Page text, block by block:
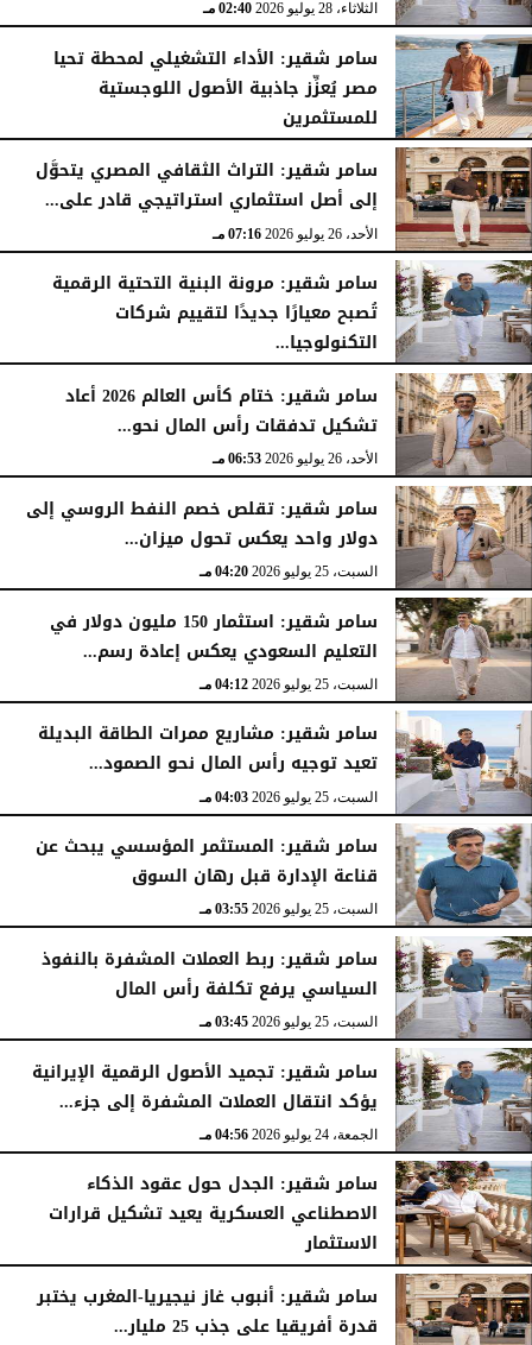
الثلاثاء، 28 يوليو 2026 02:40 مـ
سامر شقير: الأداء التشغيلي لمحطة تحيا
مصر يُعزِّز جاذبية الأصول اللوجستية
للمستثمرين
الأحد، 26 يوليو 2026 07:27 مـ
سامر شقير: التراث الثقافي المصري يتحوَّل
إلى أصل استثماري استراتيجي قادر على...
الأحد، 26 يوليو 2026 07:16 مـ
سامر شقير: مرونة البنية التحتية الرقمية
تُصبح معيارًا جديدًا لتقييم شركات
التكنولوجيا...
الأحد، 26 يوليو 2026 07:03 مـ
سامر شقير: ختام كأس العالم 2026 أعاد
تشكيل تدفقات رأس المال نحو...
الأحد، 26 يوليو 2026 06:53 مـ
سامر شقير: تقلص خصم النفط الروسي إلى
دولار واحد يعكس تحول ميزان...
السبت، 25 يوليو 2026 04:20 مـ
سامر شقير: استثمار 150 مليون دولار في
التعليم السعودي يعكس إعادة رسم...
السبت، 25 يوليو 2026 04:12 مـ
سامر شقير: مشاريع ممرات الطاقة البديلة
تعيد توجيه رأس المال نحو الصمود...
السبت، 25 يوليو 2026 04:03 مـ
سامر شقير: المستثمر المؤسسي يبحث عن
قناعة الإدارة قبل رهان السوق
السبت، 25 يوليو 2026 03:55 مـ
سامر شقير: ربط العملات المشفرة بالنفوذ
السياسي يرفع تكلفة رأس المال
السبت، 25 يوليو 2026 03:45 مـ
سامر شقير: تجميد الأصول الرقمية الإيرانية
يؤكد انتقال العملات المشفرة إلى جزء...
الجمعة، 24 يوليو 2026 04:56 مـ
سامر شقير: الجدل حول عقود الذكاء
الاصطناعي العسكرية يعيد تشكيل قرارات
الاستثمار
الجمعة، 24 يوليو 2026 04:45 مـ
سامر شقير: أنبوب غاز نيجيريا-المغرب يختبر
قدرة أفريقيا على جذب 25 مليار...